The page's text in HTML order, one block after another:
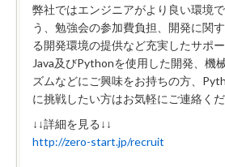
弊社ではエンジニアがより良い環境
う、勉強会の参加費負担、開発に関
る開発環境の提供など充実したサポ
Java及びPythonを使用した開発、機
ズムなどにご興味をお持ちの方、
に挑戦したい方はお気軽にご連絡くだ
↓↓詳細を見る↓↓
http://zero-start.jp/recruit